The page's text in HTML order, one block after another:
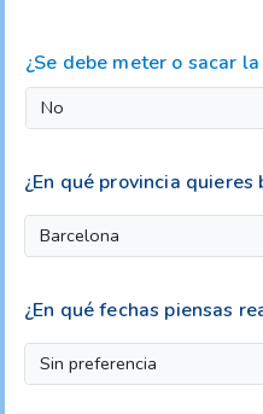
¿Se debe meter o sacar
No
¿En qué provincia
Barcelona
¿En qué fechas piensas
Sin preferencia